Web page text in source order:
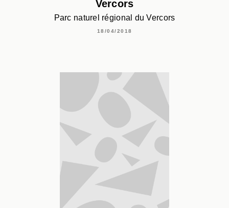
Vercors
Parc naturel régional du Vercors
18/04/2018